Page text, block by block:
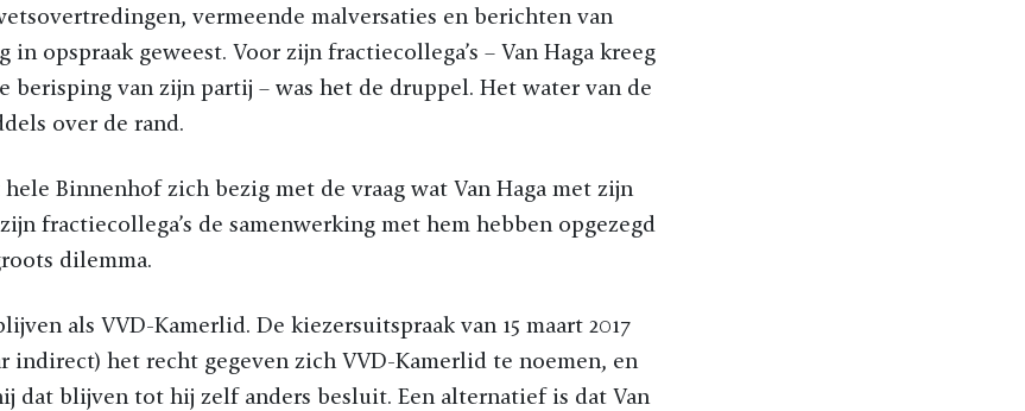
vermeende malversaties en berichten van
opspraak geweest. Voor zijn fractiecollega’s – Van Haga kreeg
berisping van zijn partij – was het de druppel. Het water van de
over de rand.
Binnenhof zich bezig met de vraag wat Van Haga met zijn
fractiecollega’s de samenwerking met hem hebben opgezegd
dilemma.
als VVD-Kamerlid. De kiezersuitspraak van 15 maart 2017
indirect) het recht gegeven zich VVD-Kamerlid te noemen, en
dat blijven tot hij zelf anders besluit. Een alternatief is dat Van